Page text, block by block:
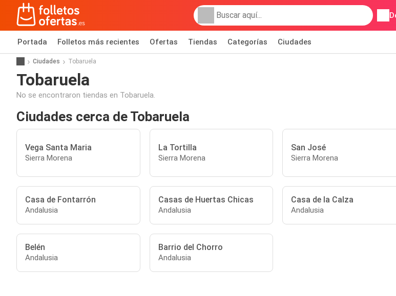
Portada Folletos más recientes Ofertas Tiendas Categorías Ciudades
Ciudades Tobaruela
Tobaruela
No se encontraron tiendas en Tobaruela.
Ciudades cerca de Tobaruela
Vega Santa Maria
Sierra Morena
La Tortilla
Sierra Morena
San José
Sierra Morena
Casa de Fontarrón
Andalusia
Casas de Huertas Chicas
Andalusia
Casa de la Calza
Andalusia
Belén
Andalusia
Barrio del Chorro
Andalusia